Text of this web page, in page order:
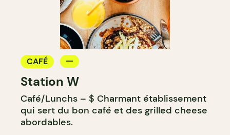
CAFÉ
Station W
Café/Lunchs – $ Charmant établissement
qui sert du bon café et des grilled cheese
abordables.